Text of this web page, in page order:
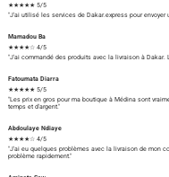
★★★★★ 5/5
"J'ai utilisé les services de Dakar.express pour
Mamadou Ba
★★★★☆ 4/5
"J'ai commandé des produits avec la livraison à
Fatoumata Diarra
★★★★★ 5/5
"Les prix en gros pour ma boutique à Médina sont
temps et d'argent."
Abdoulaye Ndiaye
★★★★☆ 4/5
"J'ai eu quelques problèmes avec la livraison de mon
problème rapidement."